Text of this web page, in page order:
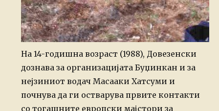
На 14-годишна возраст (1988), Довезенски
дознава за организацијата Буџинкан и за
нејзиниот водач Масааки Хатсуми и
почнува да ги остварува првите контакти
со тогашните европски мајстори за